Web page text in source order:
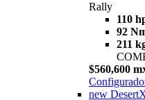
Rally
110
92
211
$560,600
new